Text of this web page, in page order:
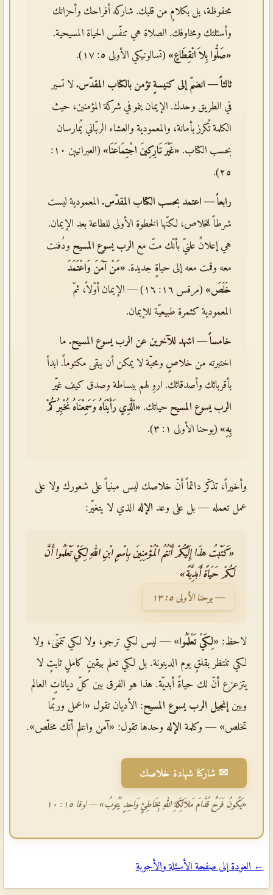
محفوظة، بل بكلامٍ من قلبك. شاركه أفراحك وأحزانك
وأسئلتك ومخاوفك. الصلاة هي تنفّس الحياة المسيحية.
«صَلُّوا بِلاَ انْقِطَاعٍ» (تسالونيكي الأولى ٥: ١٧).
ثالثاً — انضمّ إلى كنيسةٍ تؤمن بالكتاب المقدّس. لا تسير
في الطريق وحدك. الإيمان ينمو في شركة المؤمنين، حيث
الكلمة تُكرز بأمانة، والمعمودية والعشاء الربّاني يُمارسان
بحسب الكتاب. «غَيْرَ تَارِكِينَ اجْتِمَاعَنَا»
(العبرانيين ١٠:
٢٥).
رابعاً — اعتمد بحسب الكتاب المقدّس. المعمودية ليست
شرطاً للخلاص، لكنّها الخطوة الأولى للطاعة بعد الإيمان.
هي إعلانٌ علنيّ بأنّك متّ مع الرب يسوع المسيح ودُفنت
معه وقمت معه إلى حياةٍ جديدة. «مَنْ آمَنَ وَاعْتَمَدَ
خَلَصَ»
(مرقس ١٦: ١٦) — الإيمان أوّلاً، ثمّ
المعمودية كثمرة طبيعيّة للإيمان.
خامساً — اشهد للآخرين عن الرب يسوع المسيح. ما
اختبرته من خلاصٍ ومحبّة لا يمكن أن يبقى مكتوماً. ابدأ
بأقربائك وأصدقائك. اروِ لهم ببساطة وصدق كيف غيّر
الرب يسوع المسيح حياتك. «اَلَّذِي رَأَيْنَاهُ وَسَمِعْنَاهُ نُخْبِرُكُمْ
بِهِ» (يوحنا الأولى ١: ٣).
وأخيراً، تذكّر دائماً أنّ خلاصك ليس مبنياً على شعورك ولا على
عمل تعمله — بل على وعد الإله الذي لا يتغيّر:
«كَتَبْتُ هذَا إِلَيْكُمْ أَنْتُمُ الْمُؤْمِنِينَ بِاسْمِ ابْنِ اللهِ لِكَيْ تَعْلَمُوا أَنَّ
لَكُمْ حَيَاةً أَبَدِيَّةً»
— يوحنا الأولى ٥: ١٣
لاحظ: «لِكَيْ تَعْلَمُوا» — ليس لكي ترجو، ولا لكي تتمنّى، ولا
لكي تنتظر بقلقٍ يوم الدينونة. بل لكي تعلم بيقينٍ كاملٍ ثابتٍ لا
يتزعزع أنّ لك حياةً أبديّة. هذا هو الفرق بين كلّ دياناتٍ العالم
وبين إنجيل الرب يسوع المسيح: الأديان تقول «اعمل وربّما
تخلص» — وكلمة الإله وحدها تقول: «آمن واعلم أنّك مخلّص».
✉ شاركنا شهادة خلاصك
«يَكُونُ فَرَحٌ قُدَّامَ مَلاَئِكَةِ اللهِ بِخَاطِئٍ وَاحِدٍ يَتُوبُ»— لوقا ١٥: ١٠
← العودة إلى صفحة الأسئلة والأجوبة